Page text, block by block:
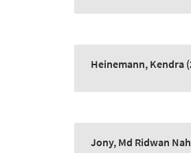
Heinemann, Kendra
Jony, Md Ridwan